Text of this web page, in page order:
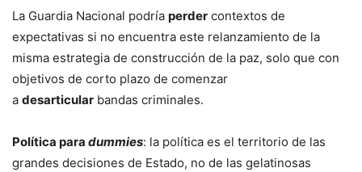
La Guardia Nacional podría perder contextos de
expectativas si no encuentra este relanzamiento de la
misma estrategia de construcción de la paz, solo que con
objetivos de corto plazo de comenzar
a desarticular bandas criminales.
Política para dummies: la política es el territorio de las
grandes decisiones de Estado, no de las gelatinosas